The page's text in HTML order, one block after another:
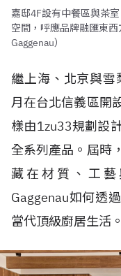
嘉邸4F設有中餐區與茶
空間，呼應品牌融匯東
Gaggenau）
繼上海、北京與雪
月在台北信義區開
樣由1zu33規劃設
全系列產品。屆時
藏在材質、工
Gaggenau如何透
當代頂級廚居生活。